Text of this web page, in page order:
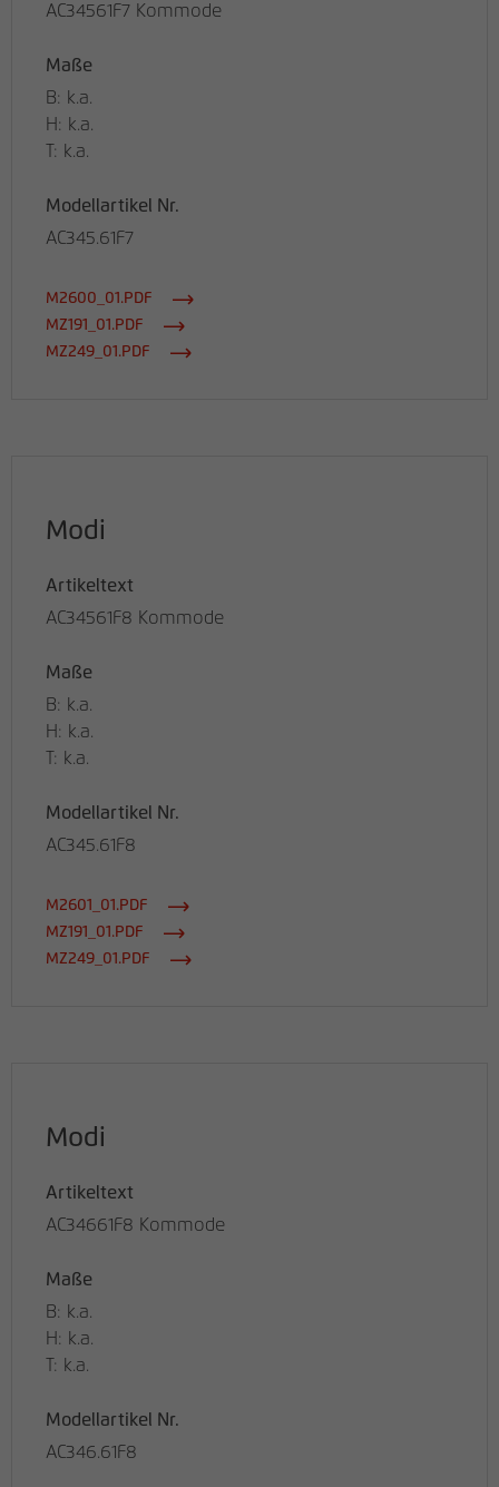
AC34561F7 Kommode
Maße
B: k.a.
H: k.a.
T: k.a.
Modellartikel Nr.
AC345.61F7
M2600_01.PDF
MZ191_01.PDF
MZ249_01.PDF
Modi
Artikeltext
AC34561F8 Kommode
Maße
B: k.a.
H: k.a.
T: k.a.
Modellartikel Nr.
AC345.61F8
M2601_01.PDF
MZ191_01.PDF
MZ249_01.PDF
Modi
Artikeltext
AC34661F8 Kommode
Maße
B: k.a.
H: k.a.
T: k.a.
Modellartikel Nr.
AC346.61F8